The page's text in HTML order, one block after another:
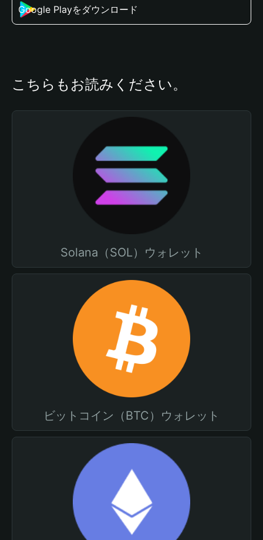
Google Playをダウンロード
こちらもお読みください。
Solana（SOL）ウォレット
ビットコイン（BTC）ウォレット